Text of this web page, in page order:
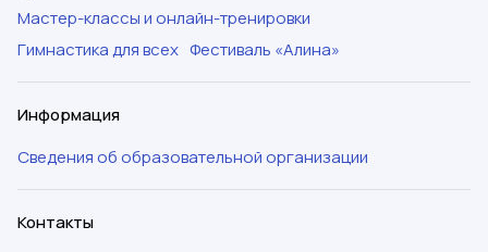
Мастер-классы и онлайн-тренировки
Гимнастика для всех Фестиваль «Алина»
Информация
Сведения об образовательной организации
Контакты